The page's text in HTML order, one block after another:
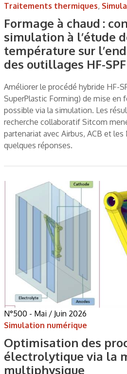
Traitements thermiques,
Formage à chaud :
simulation à l’étude
température sur
des outillages HF-SPF
Améliorer le procédé hybride HF-
SuperPlastic Forming) de mise en
possible via la simulation. Les
recherche collaboratif Sitcom
partenariat avec Airbus, ACB et les
quelques réponses.
N°500 - Mai / Juin 2026
Simulation numérique
Optimisation des
électrolytique via la
multiphysique